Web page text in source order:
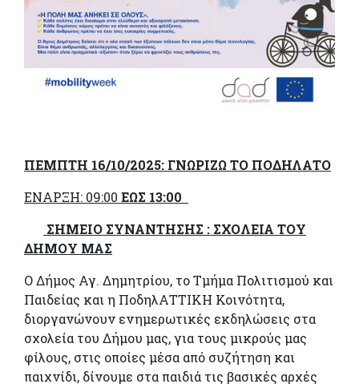
ΠΕΜΠΤΗ 16/10/2025: ΓΝΩΡΙΖΩ ΤΟ ΠΟΔΗΛΑΤΟ
ΕΝΑΡΞΗ: 09:00 ΕΩΣ 13:00
ΣΗΜΕΙΟ ΣΥΝΑΝΤΗΣΗΣ : ΣΧΟΛΕΙΑ ΤΟΥ
ΔΗΜΟΥ ΜΑΣ
Ο Δήμος Αγ. Δημητρίου, το Τμήμα Πολιτισμού και
Παιδείας και η ΠοδηλΑΤΤΙΚΗ Κοινότητα,
διοργανώνουν ενημερωτικές εκδηλώσεις στα
σχολεία του Δήμου μας, για τους μικρούς μας
φίλους, στις οποίες μέσα από συζήτηση και
παιχνίδι, δίνουμε στα παιδιά τις βασικές αρχές